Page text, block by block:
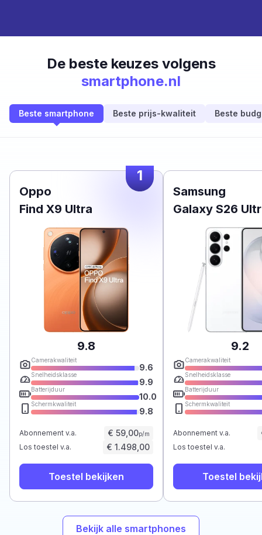
De beste keuzes volgens
smartphone.nl
Beste smartphone Beste prijs-kwaliteit Beste
1
Oppo
Find X9 Ultra
9.8
Camerakwaliteit
9.6
Snelheidsklasse
9.9
Batterijduur
10.0
Schermkwaliteit
9.8
Abonnement v.a. € 59,00p/m
Los toestel v.a. € 1.498,00
Toestel bekijken
Samsung
Galaxy S26
9.2
Camerakwaliteit
Snelheidsklasse
Batterijduur
Schermkwaliteit
Abonnement v.a.
Los toestel v.a.
Toestel
Bekijk alle smartphones